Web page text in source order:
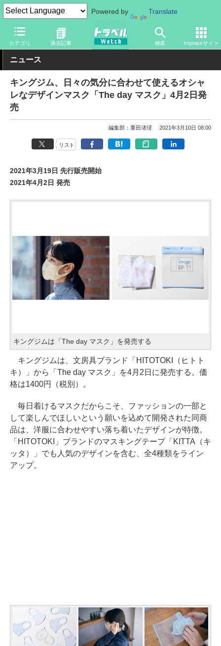
Powered by Translate
カテゴリ 過去記事 検索 Impressサイト
トラベル Watch 旅のアイテム 旅行グッズ その他
ニュース
キングジム、日々の気分に合わせて使えるオシャ
レなデザインマスク「The day マスク」4月2日発
売
編集部：重田渚瑳 2021年3月10日 08:00
リスト
2021年3月19日 先行販売開始
2021年4月2日 発売
キングジムは「The day マスク」を発売する
キングジムは、文房具ブランド「HITOTOKI（ヒトト
キ）」から「The day マスク」を4月2日に発売する。価
格は1400円（税別）。
毎日着けるマスクだからこそ、ファッションの一部と
して楽しんでほしいという願いを込めて開発された同商
品は、洋服に合わせやすい落ち着いたデザインが特徴。
「HITOTOKI」ブランドのマスキングテープ「KITTA（キ
ッタ）」でも人気のデザインを含む、全4種類をライン
アップ。